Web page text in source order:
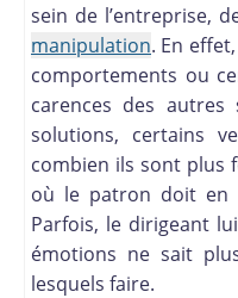
sein de l’entreprise,
manipulation. En
comportements ou
carences des
solutions, certains
combien ils sont plus
où le patron doit en
Parfois, le dirigeant
émotions ne sait
lesquels faire.